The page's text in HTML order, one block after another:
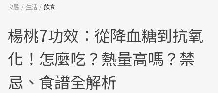
良醫 生活 飲食
楊桃7功效：從降血糖到抗氧
化！怎麼吃？熱量高嗎？禁
忌、食譜全解析